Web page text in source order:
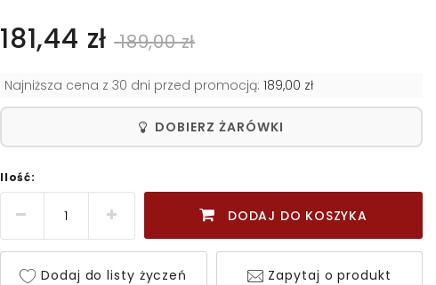
181,44 zł 189,00 zł
Najniższa cena z 30 dni przed promocją: 189,00 zł
DOBIERZ ŻARÓWKI
Ilość:
DODAJ DO KOSZYKA
Dodaj do listy życzeń Zapytaj o produkt